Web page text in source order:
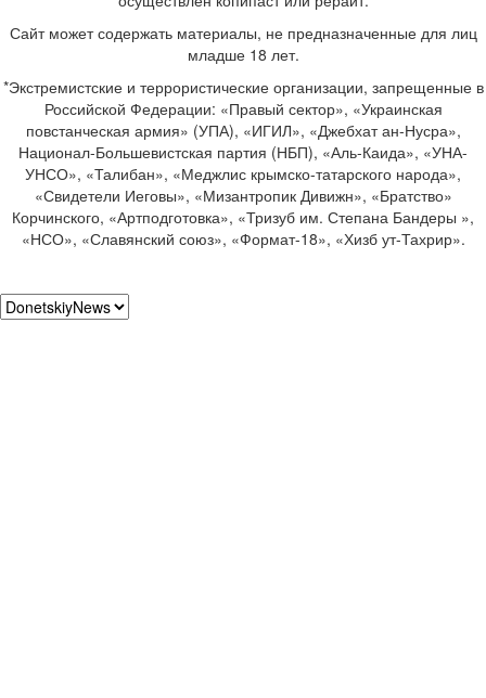
Сайт может содержать материалы, не предназначенные для лиц
младше 18 лет.
*Экстремистские и террористические организации, запрещенные в
Российской Федерации: «Правый сектор», «Украинская
повстанческая армия» (УПА), «ИГИЛ», «Джебхат ан-Нусра»,
Национал-Большевистская партия (НБП), «Аль-Каида», «УНА-
УНСО», «Талибан», «Меджлис крымско-татарского народа»,
«Свидетели Иеговы», «Мизантропик Дивижн», «Братство»
Корчинского, «Артподготовка», «Тризуб им. Степана Бандеры »,
«НСО», «Славянский союз», «Формат-18», «Хизб ут-Тахрир».